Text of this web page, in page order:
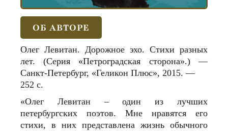
ОБ АВТОРЕ
Олег Левитан. Дорожное эхо. Стихи разных
лет. (Серия «Петроградская сторона».) —
Санкт-Петербург, «Геликон Плюс», 2015. —
252 с.
«Олег Левитан – один из лучших
петербургских поэтов. Мне нравятся его
стихи, в них представлена жизнь обычного